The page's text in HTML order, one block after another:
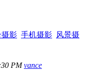
影 手机摄影 风景摄
PMvance